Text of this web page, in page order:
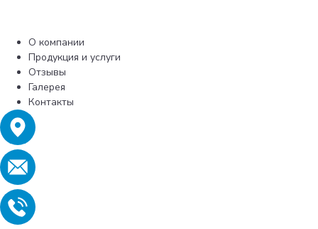
О компании
Продукция и услуги
Отзывы
Галерея
Контакты